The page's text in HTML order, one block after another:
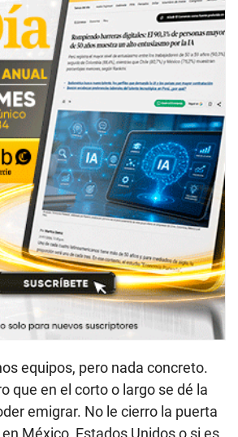
equipos, pero nada concreto.
que en el corto o largo se dé la
emigrar. No le cierro la puerta